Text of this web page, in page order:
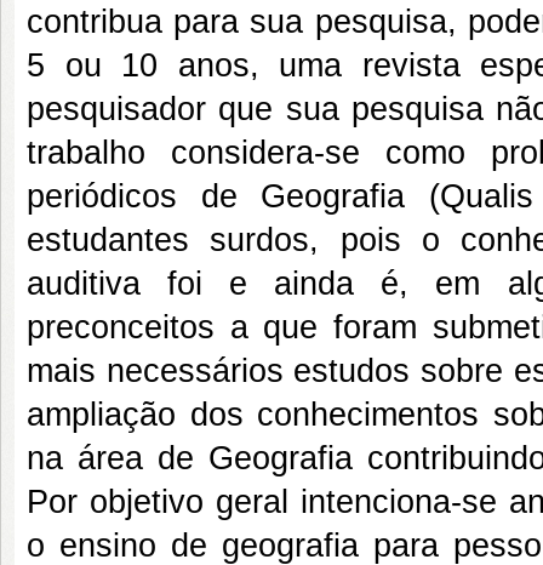
contribua para sua pesquisa,
5 ou 10 anos, uma revista
pesquisador que sua pesquisa
trabalho considera-se como
periódicos de Geografia
estudantes surdos, pois o
auditiva foi e ainda é, em
preconceitos a que foram
mais necessários estudos sobre
ampliação dos conhecimentos
na área de Geografia
Por objetivo geral intenciona-se
o ensino de geografia para